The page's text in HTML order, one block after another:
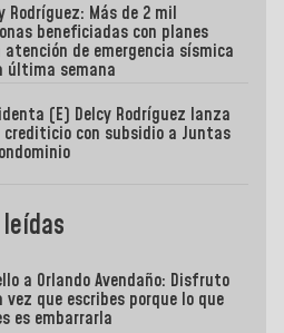
Rodríguez: Más de 2 mil
beneficiadas con planes
atención de emergencia sísmica
última semana
(E) Delcy Rodríguez lanza
crediticio con subsidio a Juntas
a Orlando Avendaño: Disfruto
vez que escribes porque lo que
es embarrarla